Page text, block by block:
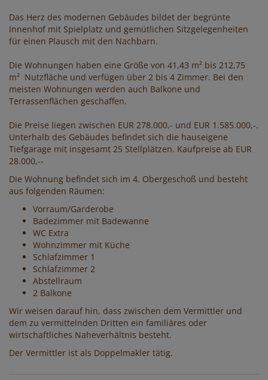
Das Herz des modernen Gebäudes bildet der begrünte
Innenhof mit Spielplatz und gemütlichen Sitzgelegenheiten
für einen Plausch mit den Nachbarn.
Die Wohnungen haben eine Größe von 41,43 m² bis 212,75
m² Nutzfläche und verfügen über 2 bis 4 Zimmer. Bei den
meisten Wohnungen werden auch Balkone und
Terrassenflächen geschaffen.
Die Preise liegen zwischen EUR 278.000,- und EUR 1.585.000,-.
Unterhalb des Gebäudes befindet sich die hauseigene
Tiefgarage mit insgesamt 25 Stellplätzen. Kaufpreise ab EUR
28.000,--
Die Wohnung befindet sich im 4. Obergeschoß und besteht
aus folgenden Räumen:
Vorraum/Garderobe
Badezimmer mit Badewanne
WC Extra
Wohnzimmer mit Küche
Schlafzimmer 1
Schlafzimmer 2
Abstellraum
2 Balkone
Wir weisen darauf hin, dass zwischen dem Vermittler und
dem zu vermittelnden Dritten ein familiäres oder
wirtschaftliches Naheverhältnis besteht.
Der Vermittler ist als Doppelmakler tätig.